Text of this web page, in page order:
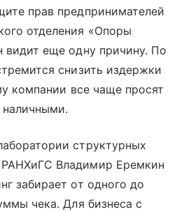
прав предпринимателей
отделения «Опоры
видит еще одну причину. По
снизить издержки
компании все чаще просят
наличными.
структурных
Владимир Еремкин
забирает от одного до
чека. Для бизнеса с